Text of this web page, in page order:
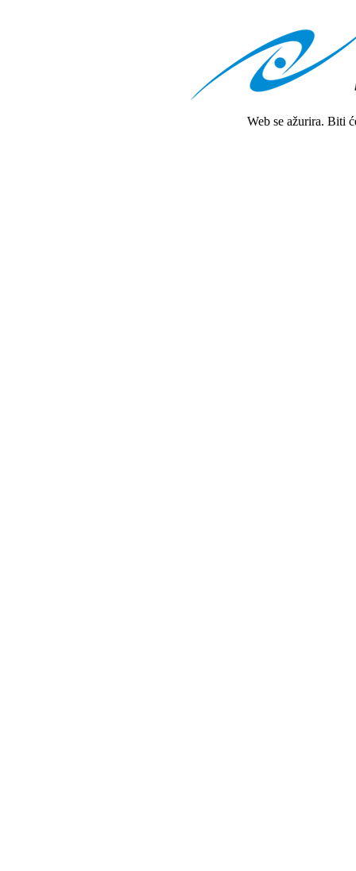
Web se ažurira. Biti